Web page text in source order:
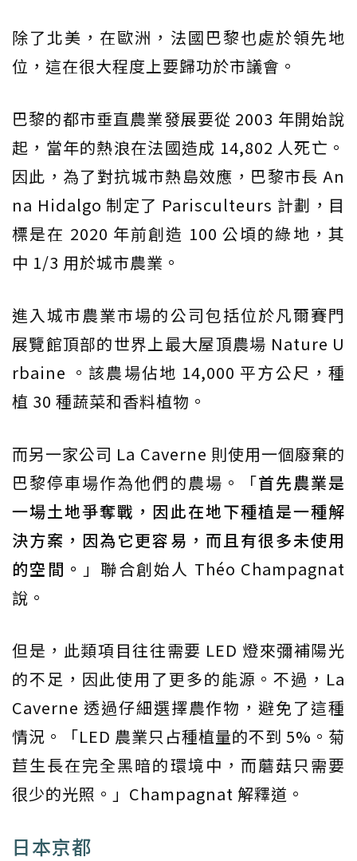
除了北美，在歐洲，法國巴黎也處於領先地
位，這在很大程度上要歸功於市議會。
巴黎的都市垂直農業發展要從 2003 年開始說
起，當年的熱浪在法國造成 14,802 人死亡。
因此，為了對抗城市熱島效應，巴黎市長 An
na Hidalgo 制定了 Parisculteurs 計劃，目
標是在 2020 年前創造 100 公頃的綠地，其
中 1/3 用於城市農業。
進入城市農業市場的公司包括位於凡爾賽門
展覽館頂部的世界上最大屋頂農場 Nature U
rbaine 。該農場佔地 14,000 平方公尺，種
植 30 種蔬菜和香料植物。
而另一家公司 La Caverne 則使用一個廢棄的
巴黎停車場作為他們的農場。「首先農業是
一場土地爭奪戰，因此在地下種植是一種解
決方案，因為它更容易，而且有很多未使用
的空間。 」聯合創始人 Théo Champagnat
說。
但是，此類項目往往需要 LED 燈來彌補陽光
的不足，因此使用了更多的能源。不過，La
Caverne 透過仔細選擇農作物，避免了這種
情況。「LED 農業只占種植量的不到 5%。菊
苣生長在完全黑暗的環境中，而蘑菇只需要
很少的光照。」Champagnat 解釋道。
日本京都